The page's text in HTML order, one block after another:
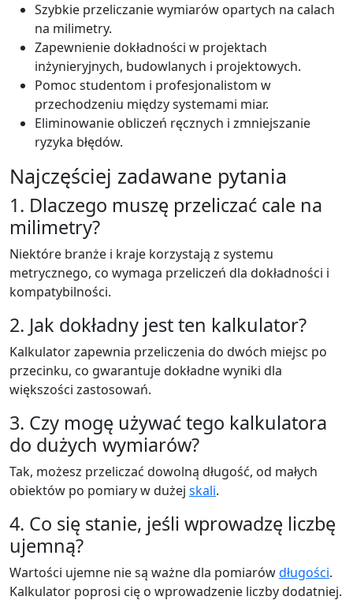
Szybkie przeliczanie wymiarów opartych na calach
na milimetry.
Zapewnienie dokładności w projektach
inżynieryjnych, budowlanych i projektowych.
Pomoc studentom i profesjonalistom w
przechodzeniu między systemami miar.
Eliminowanie obliczeń ręcznych i zmniejszanie
ryzyka błędów.
Najczęściej zadawane pytania
1. Dlaczego muszę przeliczać cale na
milimetry?
Niektóre branże i kraje korzystają z systemu
metrycznego, co wymaga przeliczeń dla dokładności i
kompatybilności.
2. Jak dokładny jest ten kalkulator?
Kalkulator zapewnia przeliczenia do dwóch miejsc po
przecinku, co gwarantuje dokładne wyniki dla
większości zastosowań.
3. Czy mogę używać tego kalkulatora
do dużych wymiarów?
Tak, możesz przeliczać dowolną długość, od małych
obiektów po pomiary w dużej skali.
4. Co się stanie, jeśli wprowadzę liczbę
ujemną?
Wartości ujemne nie są ważne dla pomiarówdługości.
Kalkulator poprosi cię o wprowadzenie liczby dodatniej.